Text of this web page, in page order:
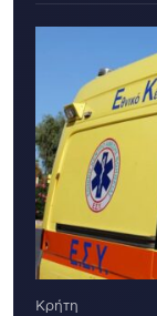
Κρήτη